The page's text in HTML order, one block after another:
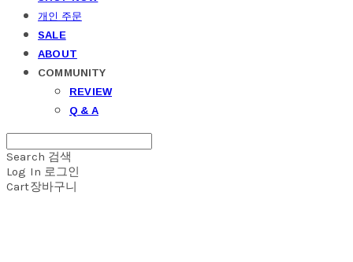
개인 주문
SALE
ABOUT
COMMUNITY
REVIEW
Q & A
Search 검색
Log In 로그인
Cart장바구니